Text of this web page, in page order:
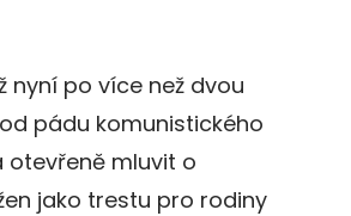
nyní po více než dvou
pádu komunistického
otevřeně mluvit o
jako trestu pro rodiny